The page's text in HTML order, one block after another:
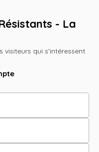
- La
visiteurs qui s'intéressent